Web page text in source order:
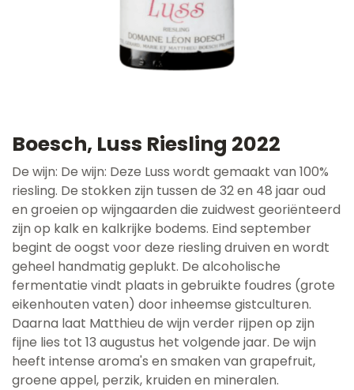
Boesch, Luss Riesling 2022
De wijn: De wijn: Deze Luss wordt gemaakt van 100%
riesling. De stokken zijn tussen de 32 en 48 jaar oud
en groeien op wijngaarden die zuidwest georiënteerd
zijn op kalk en kalkrijke bodems. Eind september
begint de oogst voor deze riesling druiven en wordt
geheel handmatig geplukt. De alcoholische
fermentatie vindt plaats in gebruikte foudres (grote
eikenhouten vaten) door inheemse gistculturen.
Daarna laat Matthieu de wijn verder rijpen op zijn
fijne lies tot 13 augustus het volgende jaar. De wijn
heeft intense aroma's en smaken van grapefruit,
groene appel, perzik, kruiden en mineralen.